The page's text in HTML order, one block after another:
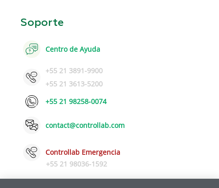
Soporte
Centro de Ayuda
+55 21 3891-9900
+55 21 3613-5200
+55 21 98258-0074
contact@controllab.com
Controllab Emergencia
+55 21 98036-1592